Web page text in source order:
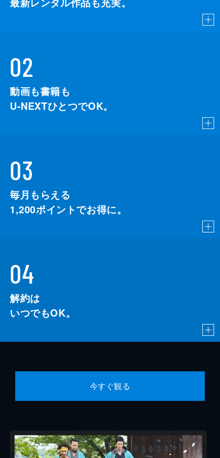
02
動画も書籍も
U-NEXTひとつでOK。
03
毎月もらえる
1,200ポイントでお得に。
04
解約は
いつでもOK。
今すぐ観る